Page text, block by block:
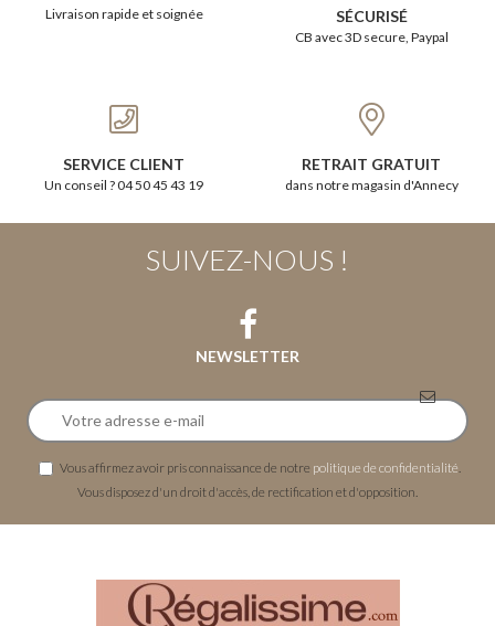
Livraison rapide et soignée
SÉCURISÉ
CB avec 3D secure, Paypal
SERVICE CLIENT
Un conseil ? 04 50 45 43 19
RETRAIT GRATUIT
dans notre magasin d'Annecy
SUIVEZ-NOUS !
NEWSLETTER
Vous affirmez avoir pris connaissance de notre politique de confidentialité
Vous disposez d'un droit d'accès, de rectification et d'opposition.